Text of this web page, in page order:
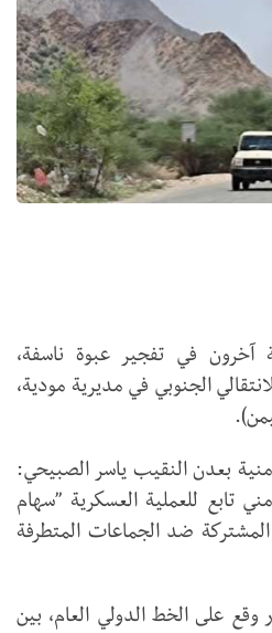
في تفجير عبوة ناسفة،
الجنوبي في مديرية مودية،
بعدن النقيب ياسر الصبيحي:
تابع للعملية العسكرية ”سهام
ضد الجماعات المتطرفة
وقع على الخط الدولي العام، بين